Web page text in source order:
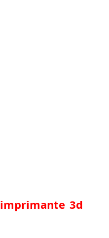
imprimante 3d